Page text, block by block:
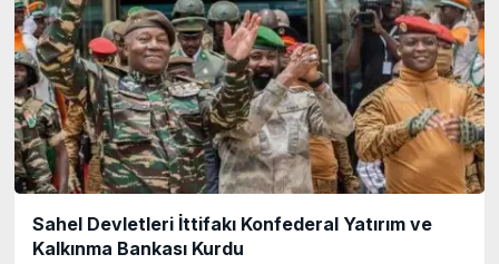
Sahel Devletleri İttifakı Konfederal Yatırım ve
Kalkınma Bankası Kurdu